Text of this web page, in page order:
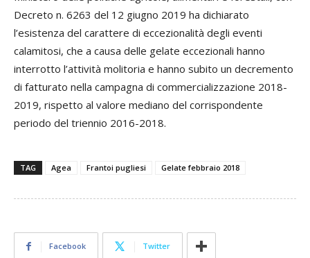
Decreto n. 6263 del 12 giugno 2019 ha dichiarato
l’esistenza del carattere di eccezionalità degli eventi
calamitosi, che a causa delle gelate eccezionali hanno
interrotto l’attività molitoria e hanno subito un decremento
di fatturato nella campagna di commercializzazione 2018-
2019, rispetto al valore mediano del corrispondente
periodo del triennio 2016-2018.
TAG Agea Frantoi pugliesi Gelate febbraio 2018
Facebook Twitter